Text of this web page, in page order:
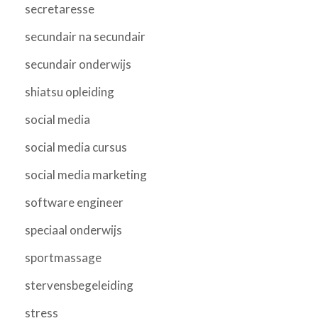
secretaresse
secundair na secundair
secundair onderwijs
shiatsu opleiding
social media
social media cursus
social media marketing
software engineer
speciaal onderwijs
sportmassage
stervensbegeleiding
stress